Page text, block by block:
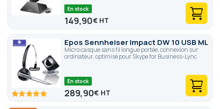
En stock
149,90€
Epos Sennheiser Impact DW 10 USB ML
Micro casque sans fil longue portée, connexion sur
ordinateur, optimisé pour Skype for Business-Lync
100 100
En stock
289,90€